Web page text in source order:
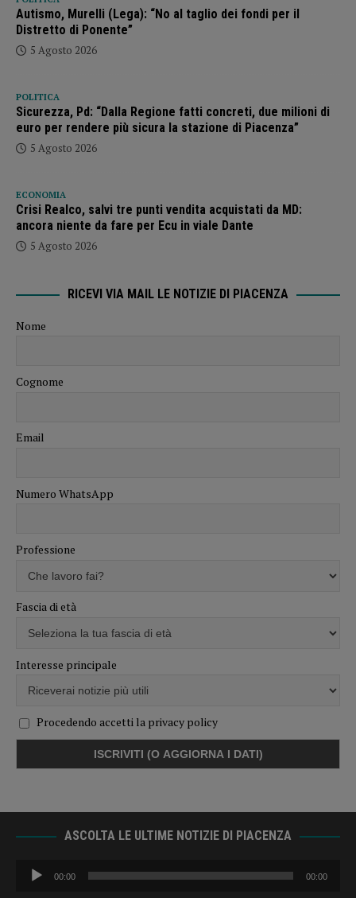
Autismo, Murelli (Lega): “No al taglio dei fondi per il
Distretto di Ponente”
5 Agosto 2026
POLITICA
Sicurezza, Pd: “Dalla Regione fatti concreti, due milioni di
euro per rendere più sicura la stazione di Piacenza”
5 Agosto 2026
ECONOMIA
Crisi Realco, salvi tre punti vendita acquistati da MD:
ancora niente da fare per Ecu in viale Dante
5 Agosto 2026
RICEVI VIA MAIL LE NOTIZIE DI PIACENZA
Nome
Cognome
Email
Numero WhatsApp
Professione
Fascia di età
Interesse principale
Procedendo accetti la privacy policy
ASCOLTA LE ULTIME NOTIZIE DI PIACENZA
Audio
Player
00:00 00:00